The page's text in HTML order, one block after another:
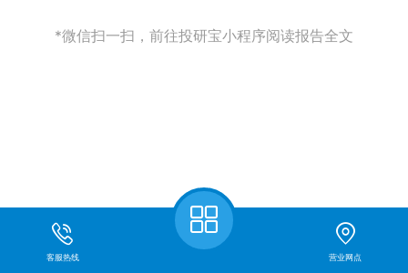
*微信扫一扫，前往投研宝小程序阅读报告全文
客服热线 营业网点